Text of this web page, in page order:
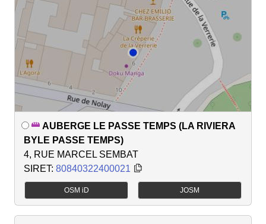
AUBERGE LE PASSE TEMPS (LA RIVIERA
BYLE PASSE TEMPS)
4, RUE MARCEL SEMBAT
SIRET: 80840322400021
OSM iD JOSM